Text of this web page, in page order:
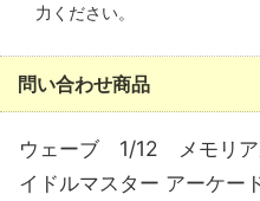
力ください。
問い合わせ商品
ウェーブ 1/12 メモリ
イドルマスター アーケー